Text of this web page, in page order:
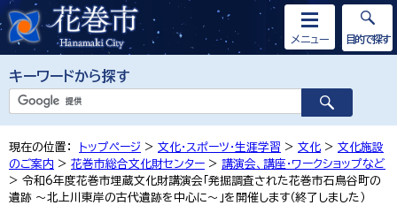
キーワードから探す
メニュー 目的で探す
現在の位置： トップページ > 文化・スポーツ・生涯学習 > 文化 > 文化施設
のご案内 > 花巻市総合文化財センター > 講演会、講座・ワークショップなど
> 令和6年度花巻市埋蔵文化財講演会「発掘調査された花巻市石鳥谷町の
遺跡 ～北上川東岸の古代遺跡を中心に～」を開催します（終了しました）